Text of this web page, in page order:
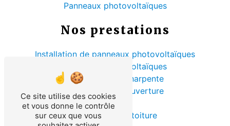
Panneaux photovoltaïques
Nos prestations
Installation de panneaux photovoltaïques
Panneaux photovoltaïques
Rénovation de charpente
Entreprise de couverture
Sarking
Rénovation de toiture
Ce site utilise des cookies
et vous donne le contrôle
sur ceux que vous